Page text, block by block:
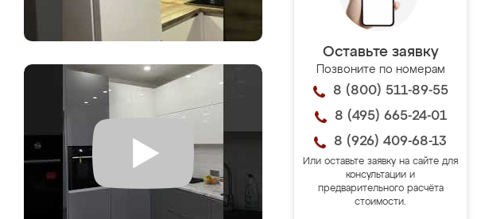
Оставьте заявку
Позвоните по номерам
8 (800) 511-89-55
8 (495) 665-24-01
8 (926) 409-68-13
Или оставьте заявку на сайте для
консультации и
предварительного расчёта
стоимости.